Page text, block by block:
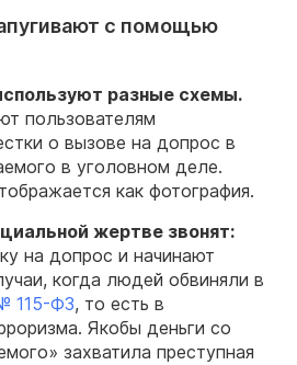
с помощью
разные схемы.
пользователям
о вызове на допрос в
в уголовном деле.
как фотография.
жертве звонят:
на допрос и начинают
когда людей обвиняли в
115-ФЗ, то есть в
Якобы деньги со
захватила преступная